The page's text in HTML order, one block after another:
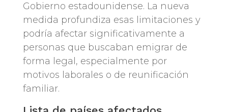
Gobierno estadounidense. La nueva
medida profundiza esas limitaciones y
podría afectar significativamente a
personas que buscaban emigrar de
forma legal, especialmente por
motivos laborales o de reunificación
familiar.